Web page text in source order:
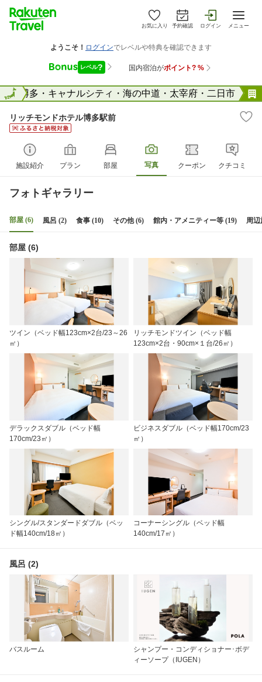
お気に入り 予約確認 ログイン メニュー
博多・キャナルシティ・海の中道・太宰府・二日市
全国
リッチモンドホテル博多駅前
施設紹介 プラン 部屋 写真 クーポン クチコミ
フォトギャラリー
部屋 (6) 風呂 (2) 食事 (10) その他 (6) 館内・アメニティー等 (19) 周辺
部屋 (6)
ツイン（ベッド幅123cm×2台/23～26
㎡）
リッチモンドツイン（ベッド幅
123cm×2台・90cm×１台/26㎡）
デラックスダブル（ベッド幅
170cm/23㎡）
ビジネスダブル（ベッド幅170cm/23
㎡）
シングル/スタンダードダブル（ベッ
ド幅140cm/18㎡）
コーナーシングル（ベッド幅
140cm/17㎡）
風呂 (2)
バスルーム
シャンプー・コンディショナー･ボデ
ィーソープ（IUGEN）